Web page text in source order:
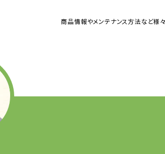
商品情報やメンテナンス方法など様